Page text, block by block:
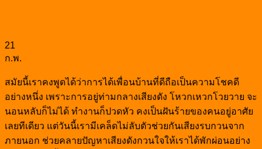
21
ก.พ.
สมัยนี้เราคงพูดได้ว่าการได้เพื่อนบ้านที่ดีถือเป็นความโชคดี
อย่างหนึ่ง เพราะการอยู่ท่ามกลางเสียงดัง โหวกเหวกโวยวาย จะ
นอนหลับก็ไม่ได้ ทำงานก็ปวดหัว คงเป็นฝันร้ายของคนอยู่อาศัย
เลยทีเดียว แต่วันนี้เรามีเคล็ดไม่ลับตัวช่วยกันเสียงรบกวนจาก
ภายนอก ช่วยคลายปัญหาเสียงดังกวนใจให้เราได้พักผ่อนอย่าง